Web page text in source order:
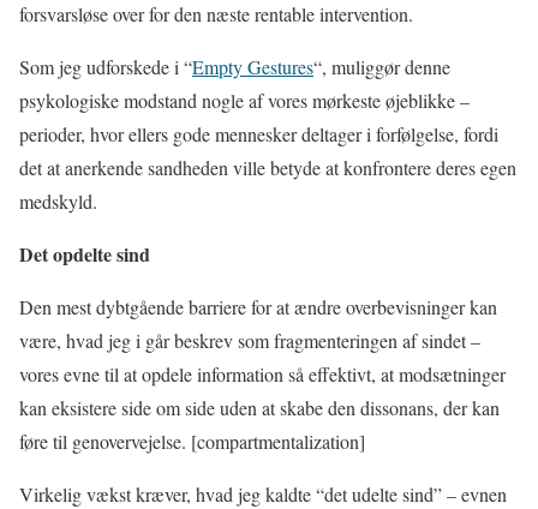
forsvarsløse over for den næste rentable intervention.
Som jeg udforskede i “Empty Gestures“, muliggør denne
psykologiske modstand nogle af vores mørkeste øjeblikke –
perioder, hvor ellers gode mennesker deltager i forfølgelse, fordi
det at anerkende sandheden ville betyde at konfrontere deres egen
medskyld.
Det opdelte sind
Den mest dybtgående barriere for at ændre overbevisninger kan
være, hvad jeg i går beskrev som fragmenteringen af sindet –
vores evne til at opdele information så effektivt, at modsætninger
kan eksistere side om side uden at skabe den dissonans, der kan
føre til genovervejelse. [compartmentalization]
Virkelig vækst kræver, hvad jeg kaldte “det udelte sind” – evnen